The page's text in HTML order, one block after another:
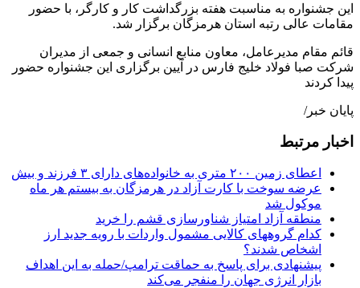
این جشنواره به مناسبت هفته بزرگداشت کار و کارگر، با حضور
مقامات عالی رتبه استان هرمزگان برگزار شد.
قائم مقام مدیرعامل، معاون منابع انسانی و جمعی از مدیران
شرکت صبا فولاد خلیج فارس در آیین برگزاری این جشنواره حضور
پیدا کردند
پایان خبر/
اخبار مرتبط
اعطای زمین ۲۰۰ متری به خانواده‌های دارای ۳ فرزند و بیش
عرضه سوخت با کارت آزاد در هرمزگان به بیستم هر ماه
موکول شد
منطقه آزاد امتیاز شناورسازی قشم را خرید
کدام گروههای کالایی مشمول واردات با رویه جدید ارز
اشخاص شدند؟
پیشنهادی برای پاسخ به حماقت ترامپ/حمله به این اهداف
بازار انرژی جهان را منفجر می‌کند